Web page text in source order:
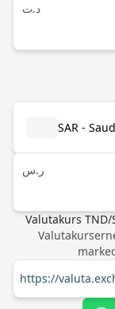
د.ت
SAR -
ر.س
Valutakurs TND/
https://